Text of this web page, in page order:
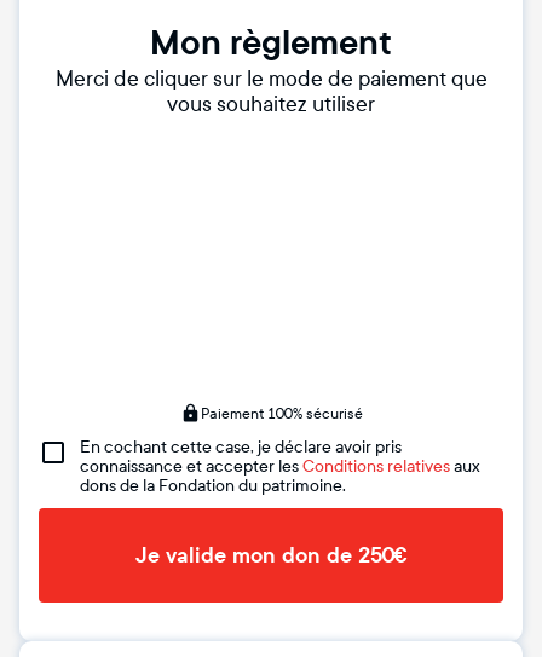
Mon règlement
Merci de cliquer sur le mode de paiement que
vous souhaitez utiliser
Paiement 100% sécurisé
En cochant cette case, je déclare avoir pris
connaissance et accepter lesConditions relativesaux
dons de la Fondation du patrimoine.
Je valide mon don de 250€